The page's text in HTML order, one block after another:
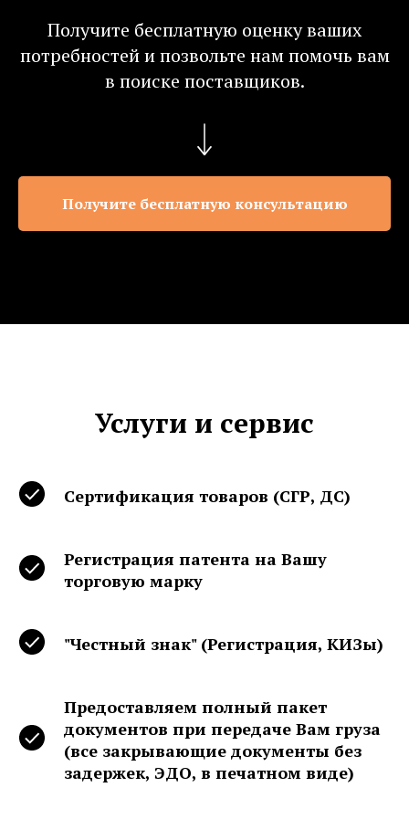
Получите бесплатную оценку ваших
потребностей и позвольте нам помочь вам
в поиске поставщиков.
Получите бесплатную консультацию
Услуги и сервис
Сертификация товаров (СГР, ДС)
Регистрация патента на Вашу
торговую марку
"Честный знак" (Регистрация, КИЗы)
Предоставляем полный пакет
документов при передаче Вам груза
(все закрывающие документы без
задержек, ЭДО, в печатном виде)